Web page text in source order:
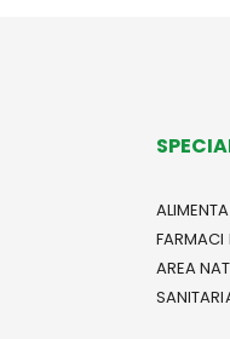
FARMACI
AREA